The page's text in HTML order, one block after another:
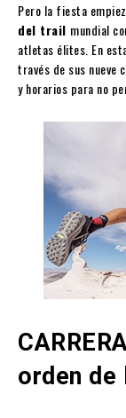
Pero la fiesta
del trail mundial
atletas élites. En
través de sus
y horarios para no
orden de